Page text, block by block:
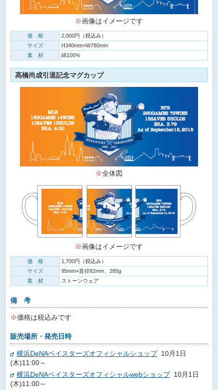
※画像はイメージです
価 格
2,000円（税込み）
サイズ
H340mm×W780mm
素 材
綿100%
髙橋尚成引退記念マグカップ
※全体図
※画像はイメージです
価 格
1,700円（税込み）
サイズ
95mm×直径82mm、285g
素 材
ストーンウェア
備 考
※価格は税込みです
販売場所・発売日時
横浜DeNAベイスターズオフィシャルショップ10月1日
(木)11:00～
横浜DeNAベイスターズオフィシャルwebショップ10月1日
(木)11:00～